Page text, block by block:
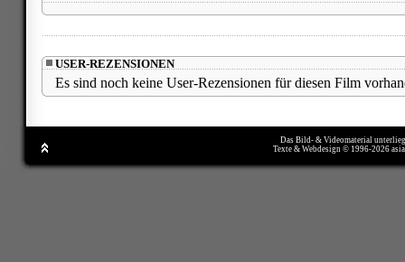
USER-REZENSIONEN
Es sind noch keine User-Rezensionen für diesen Film
Das Bild- & Videomaterial
Texte & Webdesign © 1996-2026